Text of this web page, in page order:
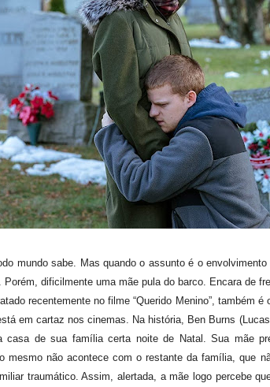
mundo sabe. Mas quando o assunto é o
dificilmente uma mãe pula do barco. Encara de
recentemente no filme “Querido Menino”, também é
em cartaz nos cinemas. Na história, Ben Burns
de sua família certa noite de Natal. Sua mãe
mesmo não acontece com o restante da família, que
traumático. Assim, alertada, a mãe logo percebe